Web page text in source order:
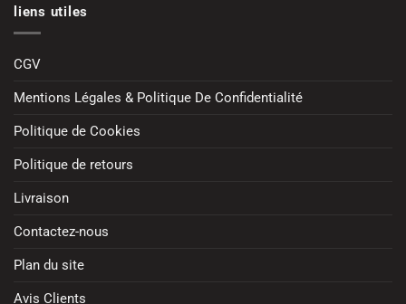
liens utiles
CGV
Mentions Légales & Politique De Confidentialité
Politique de Cookies
Politique de retours
Livraison
Contactez-nous
Plan du site
Avis Clients